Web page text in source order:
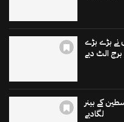
نے بڑے بڑے
برج الٹ دیے
کے بینر
لگادیے